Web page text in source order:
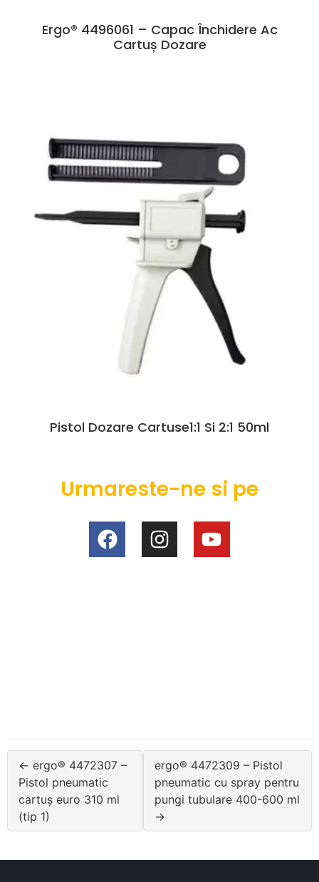
Ergo® 4496061 – Capac Închidere Ac
Cartuș Dozare
Pistol Dozare Cartuse1:1 Si 2:1 50ml
Urmareste-ne si pe
← ergo® 4472307 –
Pistol pneumatic
cartuș euro 310 ml
(tip 1)
ergo® 4472309 – Pistol
pneumatic cu spray pentru
pungi tubulare 400-600 ml
→